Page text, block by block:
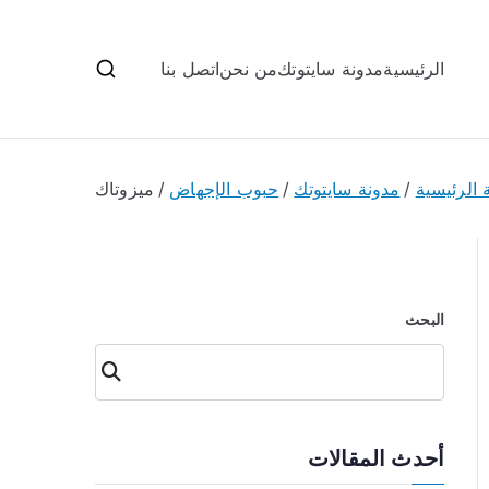
الرئيسيةمدونة سايتوتكمن نحناتصل بنا
الرئيسية مدونة سايتوتك حبوب الإجهاض ميزوتاك
البحث
البحث
أحدث المقالات